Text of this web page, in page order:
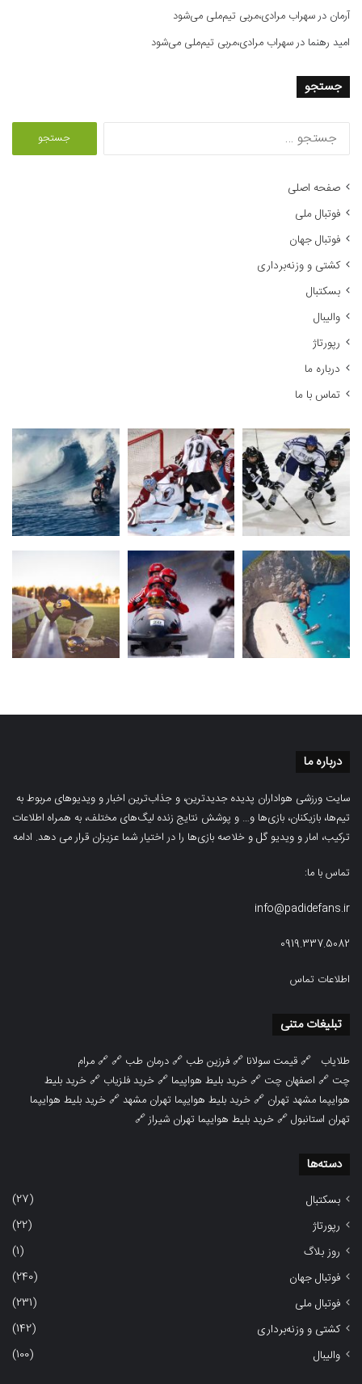
آرمان درسهراب مرادی،مربی تیم‌ملی می‌شود
امید رهنما درسهراب مرادی،مربی تیم‌ملی می‌شود
جستجو
صفحه اصلی
فوتبال ملی
فوتبال جهان
کشتی و وزنه‌برداری
بسکتبال
والیبال
رپورتاژ
درباره ما
تماس با ما
درباره ما
سایت ورزشی هواداران پدیده جدیدترین، و جذاب‌ترین اخبار و ویدیوهای مربوط به
تیم‌ها، بازیکنان، بازی‌ها و… و پوشش نتایج زنده لیگ‌های مختلف، به همراه اطلاعات
ترکیب، امار و ویدیو‌‌ گل‌ و خلاصه بازی‌ها را در اختیار شما عزیزان قرار می دهد. ادامه
تماس با ما:
info@padidefans.ir
0919.337.5082
اطلاعات تماس
تبلیغات متنی
طلایاب 🔗قیمت سولانا 🔗فرزین طب 🔗درمان طب 🔗 🔗مرام
چت 🔗 اصفهان چت 🔗خرید بلیط هواپیما 🔗خرید فلزیاب 🔗خرید بلیط
هوایپما مشهد تهران 🔗خرید بلیط هوایپما تهران مشهد🔗خرید بلیط هوایپما
تهران استانبول🔗خرید بلیط هوایپما تهران شیراز🔗
دسته‌ها
بسکتبال
(27)
رپورتاژ
(22)
روز بلاگ
(1)
فوتبال جهان
(240)
فوتبال ملی
(231)
کشتی و وزنه‌برداری
(142)
والیبال
(100)